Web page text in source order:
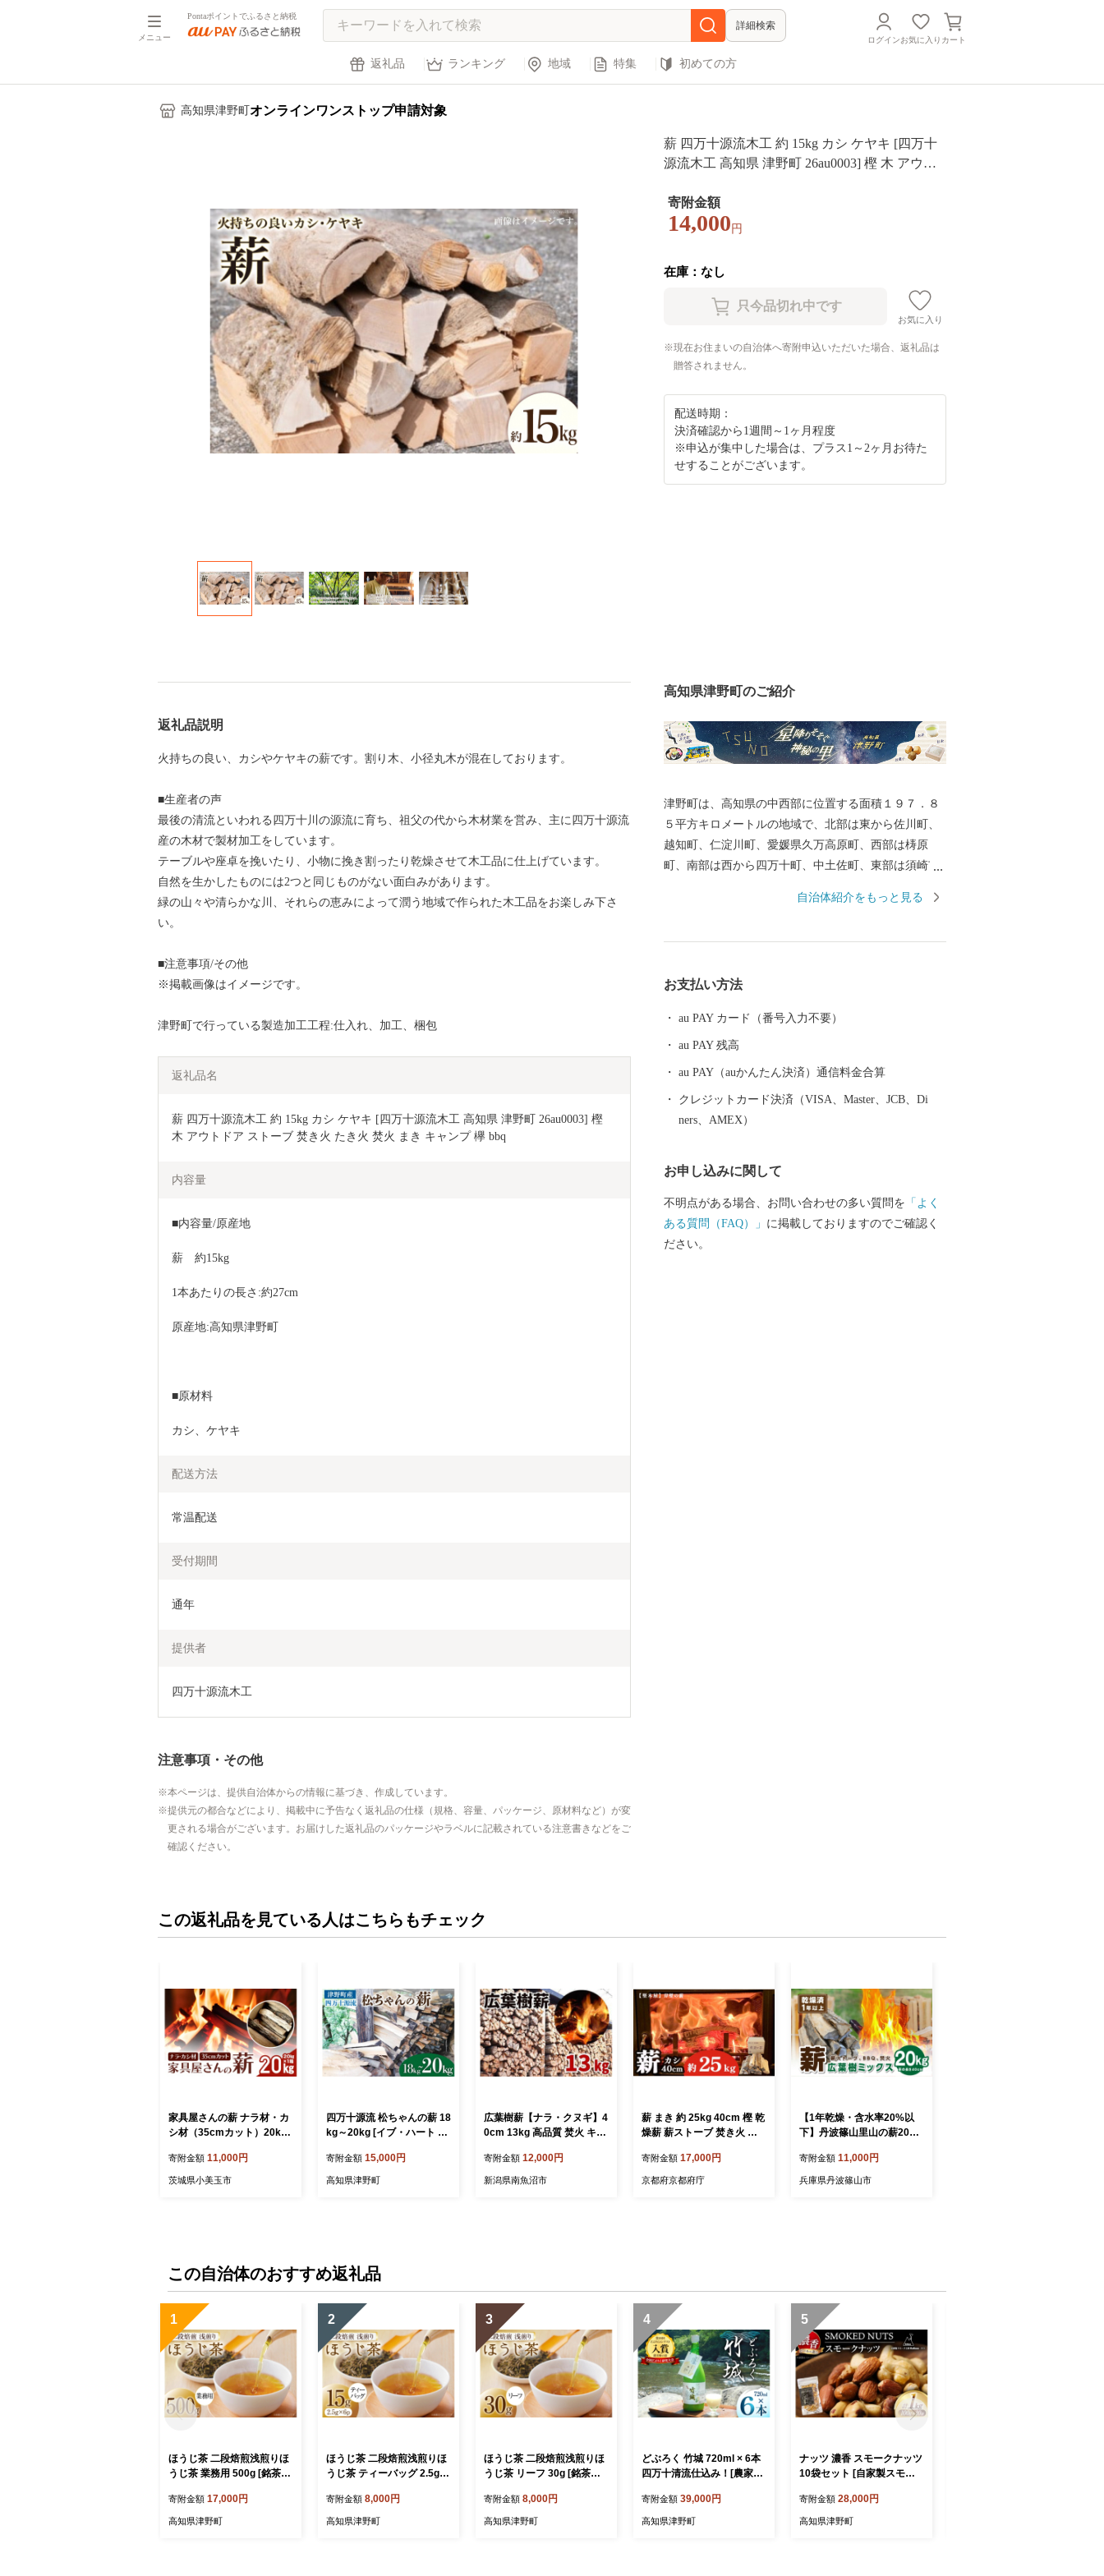
メニュー
Pontaポイントでふるさと納税
詳細検索
ログインお気に入り カート
返礼品 ランキング 地域 特集 初めての方
高知県津野町 オンラインワンストップ申請対象
薪 四万十源流木工 約 15kg カシ ケヤキ [四万十
源流木工 高知県 津野町 26au0003] 樫 木 アウト
欅 bbq
寄附金額
14,000 円
在庫：なし
お気に入り
現在お住まいの自治体へ寄附申込いただいた場合、返礼品は
贈答されません。
配送時期：
決済確認から1週間～1ヶ月程度
※申込が集中した場合は、プラス1～2ヶ月お待た
せすることがございます。
返礼品説明
火持ちの良い、カシやケヤキの薪です。割り木、小径丸木が混在しております。
■生産者の声
最後の清流といわれる四万十川の源流に育ち、祖父の代から木材業を営み、主に四万十源流
産の木材で製材加工をしています。
テーブルや座卓を挽いたり、小物に挽き割ったり乾燥させて木工品に仕上げています。
自然を生かしたものには2つと同じものがない面白みがあります。
緑の山々や清らかな川、それらの恵みによって潤う地域で作られた木工品をお楽しみ下さ
い。
■注意事項/その他
※掲載画像はイメージです。
津野町で行っている製造加工工程:仕入れ、加工、梱包
返礼品名
薪 四万十源流木工 約 15kg カシ ケヤキ [四万十源流木工 高知県 津野町 26au0003] 樫
木 アウトドア ストーブ 焚き火 たき火 焚火 まき キャンプ 欅 bbq
内容量
■内容量/原産地
薪　約15kg
1本あたりの長さ:約27cm
原産地:高知県津野町
■原材料
カシ、ケヤキ
配送方法
常温配送
受付期間
通年
提供者
四万十源流木工
注意事項・その他
本ページは、提供自治体からの情報に基づき、作成しています。
提供元の都合などにより、掲載中に予告なく返礼品の仕様（規格、容量、パッケージ、原材料など）が変
更される場合がございます。お届けした返礼品のパッケージやラベルに記載されている注意書きなどをご
確認ください。
高知県津野町のご紹介
津野町は、高知県の中西部に位置する面積１９７．８
５平方キロメートルの地域で、北部は東から佐川町、
越知町、仁淀川町、愛媛県久万高原町、西部は梼原
町、南部は西から四万十町、中土佐町、東部は須崎市
で、約９０％が山林で占められ、農地や宅地の面積比
らの地域も川沿いに集落が点在しています。
自治体紹介をもっと見る
お支払い方法
au PAY カード（番号入力不要）
au PAY 残高
au PAY（auかんたん決済）通信料金合算
クレジットカード決済（VISA、Master、JCB、Di
ners、AMEX）
お申し込みに関して
不明点がある場合、お問い合わせの多い質問を 「よく
ある質問（FAQ）」 に掲載しておりますのでご確認く
ださい。
この返礼品を見ている人はこちらもチェック
家具屋さんの薪 ナラ材・カ
シ材（35cmカット）20kg
楢 乾燥 人工乾燥 高品質 薪
ストーブ すぐ使える キャン
寄附金額 11,000円
茨城県小美玉市
四万十源流 松ちゃんの薪 18
kg～20kg [イブ・ハート 高
暖炉 木材 材木 焚火 たき火
キャンプ アウトドア バーベ
寄附金額 15,000円
高知県津野町
広葉樹薪【ナラ・クヌギ】4
0cm 13kg 高品質 焚火 キャ
キャンプ キャンプ場 火力
火持ち 暖炉 煙少ない 焚火
寄附金額 12,000円
新潟県南魚沼市
薪 まき 約 25kg 40cm 樫 乾
燥薪 薪ストーブ 焚き火 焚
ア 暖炉 ストーブ ファイヤ
ー 炎 堅木屋 岸壁の薪
寄附金額 17,000円
京都府京都府庁
【1年乾燥・含水率20%以
下】丹波篠山里山の薪20
ギ 椚 カシ 樫 アベマキ ケ
ヤキ 欅 お得 焚火 焚き 火ア
寄附金額 11,000円
兵庫県丹波篠山市
この自治体のおすすめ返礼品
1
ほうじ茶 二段焙煎浅煎りほ
うじ茶 業務用 500g [銘茶一
0000] 茶 お茶 緑茶 茶葉 テ
ィー 水出し 煮出し 常温 国
寄附金額 17,000円
高知県津野町
2
ほうじ茶 二段焙煎浅煎りほ
うじ茶 ティーバッグ 2.5g×6
n39brz330001] 茶 お茶 緑
茶 ティー バッグ ティーパ
寄附金額 8,000円
高知県津野町
3
ほうじ茶 二段焙煎浅煎りほ
うじ茶 リーフ 30g [銘茶一
0002] 茶 お茶 緑茶 茶葉 テ
ィー 水出し 煮出し 常温 国
寄附金額 8,000円
高知県津野町
4
どぶろく 竹城 720ml × 6本
四万十清流仕込み！[農家民
mkp50005] アルコール お
酒 もろみ酒 濁り酒 濁酒 白
寄附金額 39,000円
高知県津野町
5
ナッツ 濃香 スモークナッツ
10袋セット [自家製スモー
県 津野町 tn39bjl330008]
おつまみ 小分け 個包装 有
寄附金額 28,000円
高知県津野町